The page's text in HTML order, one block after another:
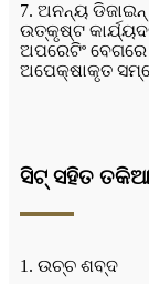
7. ଅନନ୍ୟ
ଉତ୍କୃଷ୍ଟ
ଅପରେଟିଂ ବେଗରେ
ଅପେକ୍ଷାକୃତ
ସିଟ୍ ସହିତ
1. ଉଚ୍ଚ ଶବ୍ଦ